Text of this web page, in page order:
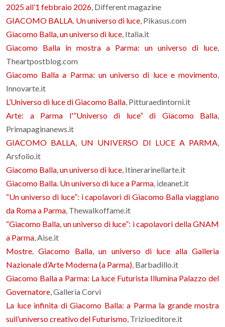
2025 all’1 febbraio 2026, Different magazine
GIACOMO BALLA. Un universo di luce, Pikasus.com
Giacomo Balla, un universo di luce, Italia.it
Giacomo Balla in mostra a Parma: un universo di luce,
Theartpostblog.com
Giacomo Balla a Parma: un universo di luce e movimento,
Innovarte.it
L’Universo di luce di Giacomo Balla, Pitturaedintorni.it
Arte: a Parma l'”Universo di luce” di Giacomo Balla,
Primapaginanews.it
GIACOMO BALLA, UN UNIVERSO DI LUCE A PARMA,
Arsfolio.it
Giacomo Balla, un universo di luce, Itinerarinellarte.it
Giacomo Balla. Un universo di luce a Parma, ideanet.it
“Un universo di luce”: i capolavori di Giacomo Balla viaggiano
da Roma a Parma, Thewalkoffame.it
“Giacomo Balla, un universo di luce”: i capolavori della GNAM
a Parma, Aise.it
Mostre. Giacomo Balla, un universo di luce alla Galleria
Nazionale d’Arte Moderna (a Parma), Barbadillo.it
Giacomo Balla a Parma: La luce Futurista Illumina Palazzo del
Governatore, Galleria Corvi
La luce infinita di Giacomo Balla: a Parma la grande mostra
sull’universo creativo del Futurismo, Trizioeditore.it